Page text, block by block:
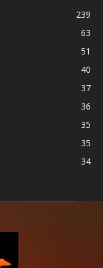
239
63
51
40
37
36
35
35
34